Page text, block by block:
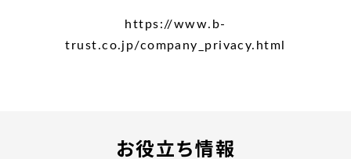
https://www.b-
trust.co.jp/company_privacy.html
お役立ち情報